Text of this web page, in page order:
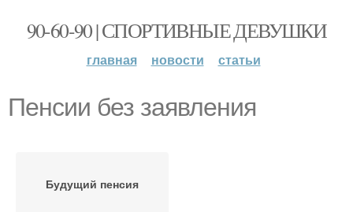
90-60-90 | СПОРТИВНЫЕ ДЕВУШКИ
главная новости статьи
Пенсии без заявления
Будущий пенсия